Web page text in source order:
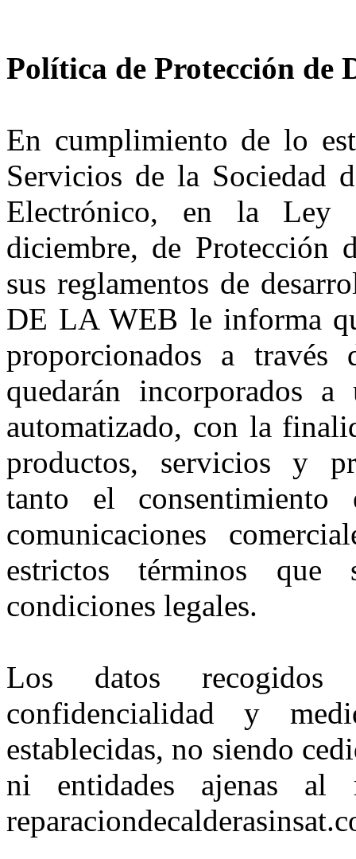
Política de Protección de
En cumplimiento de lo
Servicios de la Sociedad
Electrónico, en la Ley
diciembre, de Protección
sus reglamentos de
DE LA WEB le informa
proporcionados a
quedarán incorporados
automatizado, con la
productos, servicios y
tanto el consentimiento
comunicaciones
estrictos términos que
condiciones legales.
Los datos
confidencialidad y
establecidas, no siendo
ni entidades ajenas al